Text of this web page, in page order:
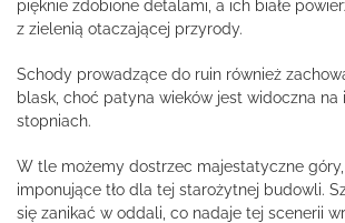
pięknie zdobione detalami, a ich białe
z zielenią otaczającej przyrody.
Schody prowadzące do ruin również
blask, choć patyna wieków jest widoczna na
stopniach.
W tle możemy dostrzec majestatyczne
imponujące tło dla tej starożytnej budowli.
się zanikać w oddali, co nadaje tej scenerii